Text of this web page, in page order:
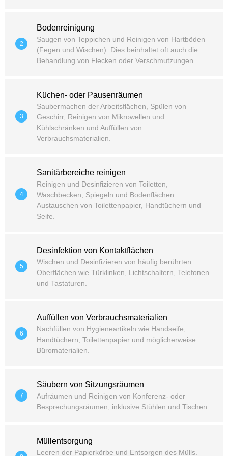
2
Bodenreinigung
Saugen von Teppichen und Reinigen von Hartböden
(Fegen und Wischen). Dies beinhaltet oft auch die
Behandlung von Flecken oder Verschmutzungen.
3
Küchen- oder Pausenräumen
Saubermachen der Arbeitsflächen, Spülen von
Geschirr, Reinigen von Mikrowellen und
Kühlschränken und Auffüllen von
Verbrauchsmaterialien.
4
Sanitärbereiche reinigen
Reinigen und Desinfizieren von Toiletten,
Waschbecken, Spiegeln und Bodenflächen.
Austauschen von Toilettenpapier, Handtüchern und
Seife.
5
Desinfektion von Kontaktflächen
Wischen und Desinfizieren von häufig berührten
Oberflächen wie Türklinken, Lichtschaltern, Telefonen
und Tastaturen.
6
Auffüllen von Verbrauchsmaterialien
Nachfüllen von Hygieneartikeln wie Handseife,
Handtüchern, Toilettenpapier und möglicherweise
Büromaterialien.
7
Säubern von Sitzungsräumen
Aufräumen und Reinigen von Konferenz- oder
Besprechungsräumen, inklusive Stühlen und Tischen.
Müllentsorgung
Leeren der Papierkörbe und Entsorgen des Mülls.